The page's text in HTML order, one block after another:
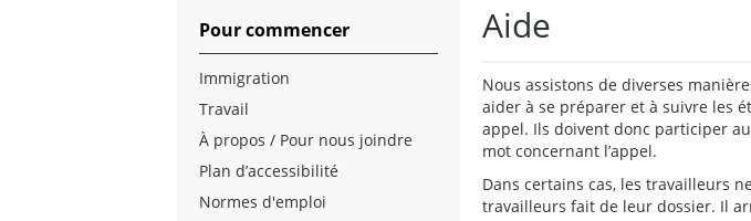
Aide
Nous assistons de diverses
aider à se préparer et à suivre les
appel. Ils doivent donc participer
mot concernant l’appel.
Dans certains cas, les travailleurs
travailleurs fait de leur dossier. Il
Pour commencer
Immigration
Travail
À propos / Pour nous joindre
Plan d’accessibilité
Normes d'emploi